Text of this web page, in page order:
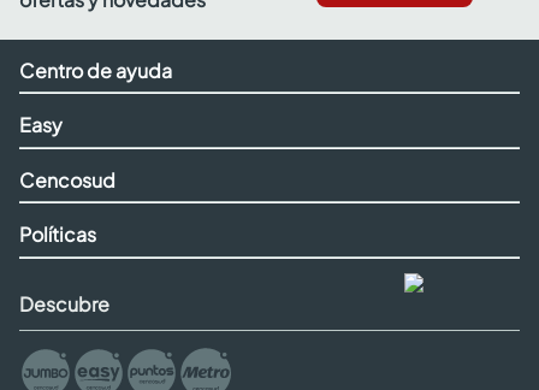
Centro de ayuda
Easy
Cencosud
Políticas
Descubre